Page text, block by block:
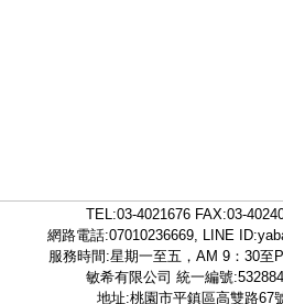
TEL:03-4021676FAX:03-
網路電話:07010236669, LINE ID:
服務時間:星期一至五，AM 9：30至
敏希有限公司 統一編號
地址:桃園市平鎮區高雙路67